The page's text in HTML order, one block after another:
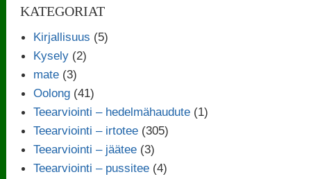
KATEGORIAT
Kirjallisuus (5)
Kysely (2)
mate (3)
Oolong (41)
Teearviointi – hedelmähaudute (1)
Teearviointi – irtotee (305)
Teearviointi – jäätee (3)
Teearviointi – pussitee (4)